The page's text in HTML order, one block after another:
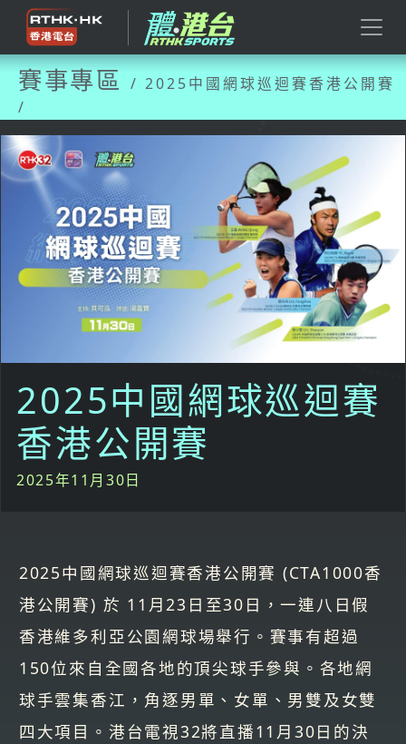
賽事專區
/ 2025中國網球巡迴賽香港公開賽
/
2025中國網球巡迴賽
香港公開賽
2025年11月30日
2025中國網球巡迴賽香港公開賽 (CTA1000香
港公開賽) 於 11月23日至30日，一連八日假
香港維多利亞公園網球場舉行。賽事有超過
150位來自全國各地的頂尖球手參與。各地網
球手雲集香江，角逐男單、女單、男雙及女雙
四大項目。港台電視32將直播11月30日的決